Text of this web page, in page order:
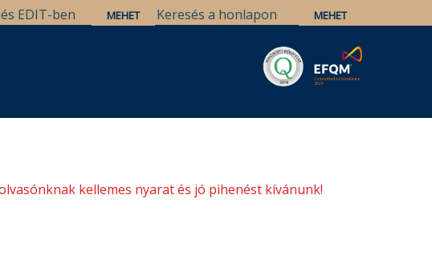
Savaria Örökség ELTE Könyvtárak
kellemes nyarat és jó pihenést kívánunk!